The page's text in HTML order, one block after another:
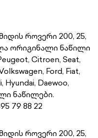
როვერი 200, 25,
ორიგინალი ნაწილი
Citroen, Seat,
Ford, Fiat,
Hyundai, Daewoo,
ნაწილები.
79 88 22